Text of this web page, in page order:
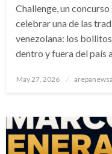
Challenge, un
celebrar una de las
venezolana: los
dentro y fuera del país
Posted
May 27, 2026